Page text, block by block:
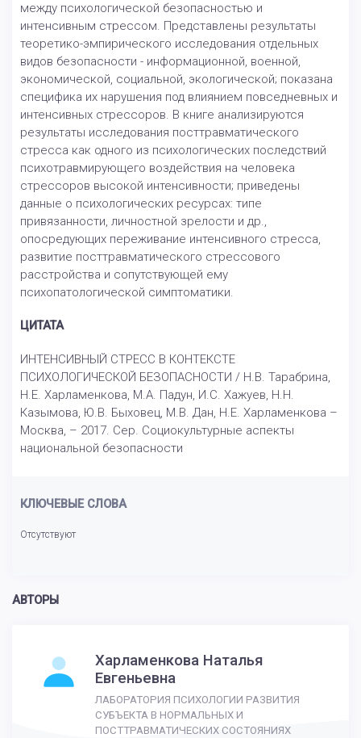
между психологической безопасностью и
интенсивным стрессом. Представлены результаты
теоретико-эмпирического исследования отдельных
видов безопасности - информационной, военной,
экономической, социальной, экологической; показана
специфика их нарушения под влиянием повседневных и
интенсивных стрессоров. В книге анализируются
результаты исследования посттравматического
стресса как одного из психологических последствий
психотравмирующего воздействия на человека
стрессоров высокой интенсивности; приведены
данные о психологических ресурсах: типе
привязанности, личностной зрелости и др.,
опосредующих переживание интенсивного стресса,
развитие посттравматического стрессового
расстройства и сопутствующей ему
психопатологической симптоматики.
ЦИТАТА
ИНТЕНСИВНЫЙ СТРЕСС В КОНТЕКСТЕ
ПСИХОЛОГИЧЕСКОЙ БЕЗОПАСНОСТИ / Н.В. Тарабрина,
Н.Е. Харламенкова, М.А. Падун, И.С. Хажуев, Н.Н.
Казымова, Ю.В. Быховец, М.В. Дан, Н.Е. Харламенкова –
Москва, – 2017. Сер. Социокультурные аспекты
национальной безопасности
КЛЮЧЕВЫЕ СЛОВА
Отсутствуют
АВТОРЫ
Харламенкова Наталья
Евгеньевна
ЛАБОРАТОРИЯ ПСИХОЛОГИИ РАЗВИТИЯ
СУБЪЕКТА В НОРМАЛЬНЫХ И
ПОСТТРАВМАТИЧЕСКИХ СОСТОЯНИЯХ